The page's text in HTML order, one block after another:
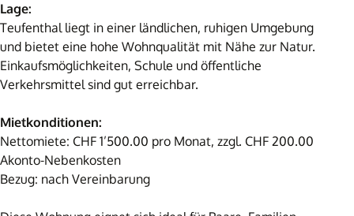
Lage:
Teufenthal liegt in einer ländlichen, ruhigen Umgebung
und bietet eine hohe Wohnqualität mit Nähe zur Natur.
Einkaufsmöglichkeiten, Schule und öffentliche
Verkehrsmittel sind gut erreichbar.
Mietkonditionen:
Nettomiete: CHF 1’500.00 pro Monat, zzgl. CHF 200.00
Akonto-Nebenkosten
Bezug: nach Vereinbarung